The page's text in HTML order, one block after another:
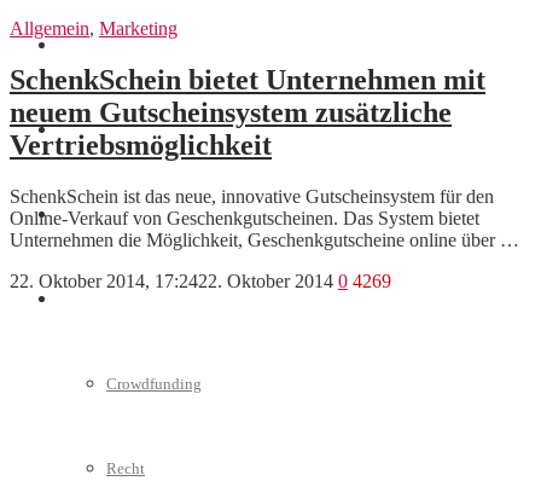
Interviews
Videos
Crowdfunding
Recht
Allgemein, Marketing
SchenkSchein bietet Unternehmen mit
neuem Gutscheinsystem zusätzliche
Vertriebsmöglichkeit
SchenkSchein ist das neue, innovative Gutscheinsystem für den
Online-Verkauf von Geschenkgutscheinen. Das System bietet
Unternehmen die Möglichkeit, Geschenkgutscheine online über …
22. Oktober 2014, 17:2422. Oktober 2014 0 4269